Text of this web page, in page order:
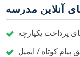
آنلاین مدرسه
پرداخت یکپارچه
کوتاه / ایمیل